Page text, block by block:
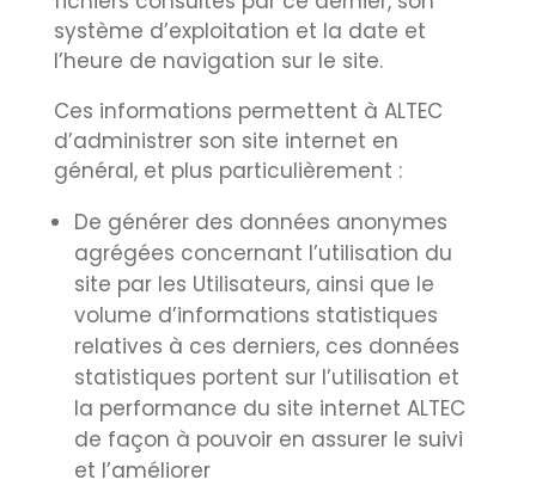
système d’exploitation et la date et
l’heure de navigation sur le site.
Ces informations permettent à ALTEC
d’administrer son site internet en
général, et plus particulièrement :
De générer des données anonymes
agrégées concernant l’utilisation du
site par les Utilisateurs, ainsi que le
volume d’informations statistiques
relatives à ces derniers, ces données
statistiques portent sur l’utilisation et
la performance du site internet ALTEC
de façon à pouvoir en assurer le suivi
et l’améliorer